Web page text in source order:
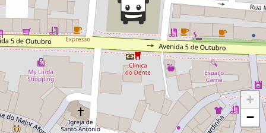
+
−